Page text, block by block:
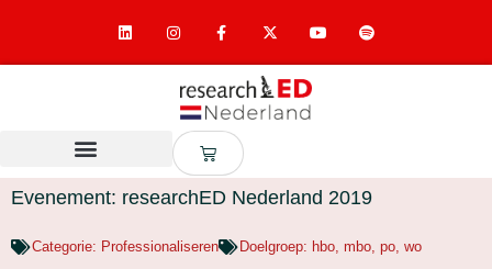
Evenement: researchED Nederland 2019
Categorie: Professionaliseren Doelgroep: hbo mbo po wo